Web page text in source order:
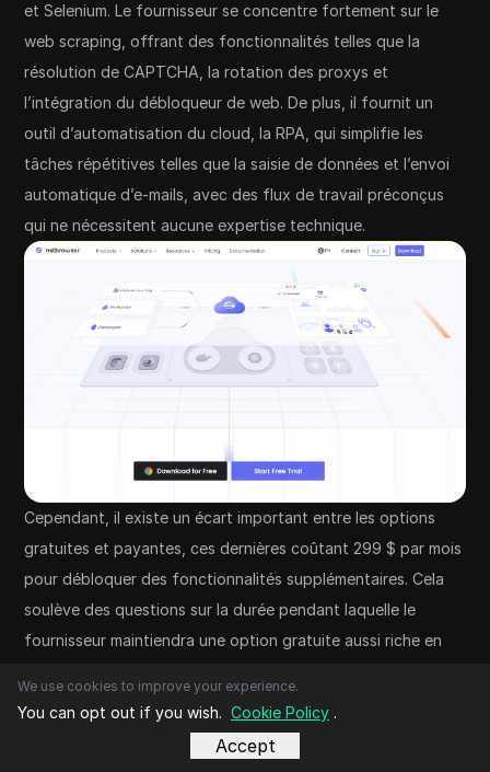
et Selenium. Le fournisseur se concentre fortement sur le
web scraping, offrant des fonctionnalités telles que la
résolution de CAPTCHA, la rotation des proxys et
l’intégration du débloqueur de web. De plus, il fournit un
outil d’automatisation du cloud, la RPA, qui simplifie les
tâches répétitives telles que la saisie de données et l’envoi
automatique d’e-mails, avec des flux de travail préconçus
qui ne nécessitent aucune expertise technique.
Cependant, il existe un écart important entre les options
gratuites et payantes, ces dernières coûtant 299 $ par mois
pour débloquer des fonctionnalités supplémentaires. Cela
soulève des questions sur la durée pendant laquelle le
fournisseur maintiendra une option gratuite aussi riche en
Prisée: À partir de 299 $/mois avec un nombre illimité de
We use cookies to improve your experience.
You can opt out if you wish. Cookie Policy .
Accept